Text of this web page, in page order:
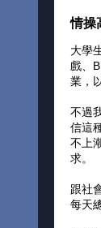
情操
大學
戲、
業，
不過
信這
不上
求。
跟社
每天